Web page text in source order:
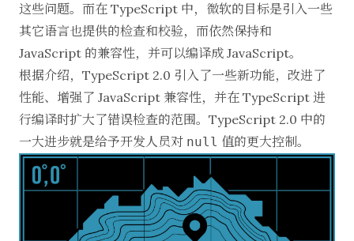
这些问题。而在 TypeScript 中，微软的目标是引入一些
其它语言也提供的检查和校验，而依然保持和
JavaScript 的兼容性，并可以编译成 JavaScript。
根据介绍，TypeScript 2.0 引入了一些新功能，改进了
性能、增强了 JavaScript 兼容性，并在 TypeScript 进
行编译时扩大了错误检查的范围。TypeScript 2.0 中的
一大进步就是给予开发人员对 null 值的更大控制。